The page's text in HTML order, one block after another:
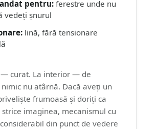
pentru: ferestre unde nu
vedeți șnurul
lină, fără tensionare
curat. La interior — de
nu atârnă. Dacă aveți un
frumoasă și doriți ca
strice imaginea, mecanismul cu
din punct de vedere